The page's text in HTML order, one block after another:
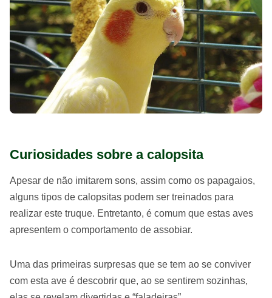
Curiosidades sobre a calopsita
Apesar de não imitarem sons, assim como os papagaios,
alguns tipos de calopsitas podem ser treinados para
realizar este truque. Entretanto, é comum que estas aves
apresentem o comportamento de assobiar.
Uma das primeiras surpresas que se tem ao se conviver
com esta ave é descobrir que, ao se sentirem sozinhas,